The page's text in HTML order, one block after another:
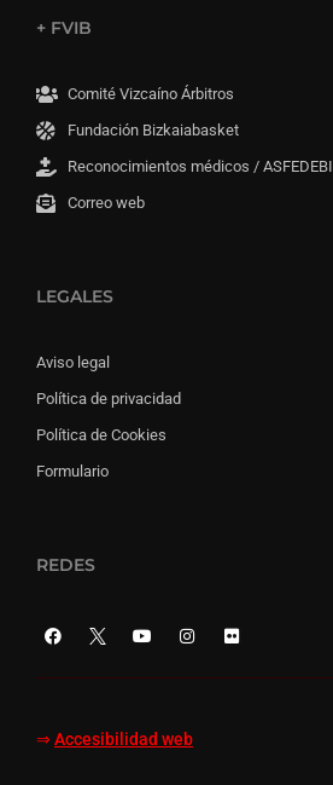
+ FVIB
Comité Vizcaíno Árbitros
Fundación Bizkaiabasket
Reconocimientos médicos / ASFEDEBI
Correo web
LEGALES
Aviso legal
Política de privacidad
Política de Cookies
Formulario
REDES
⇒ Accesibilidad web